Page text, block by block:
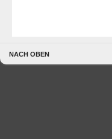
NACH OBEN